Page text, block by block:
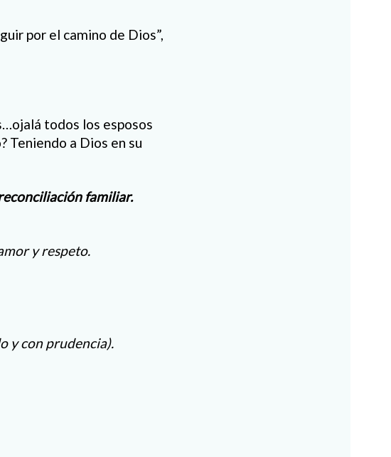
por el camino de Dios”,
todos los esposos
Teniendo a Dios en su
familiar.
y respeto.
y con prudencia).